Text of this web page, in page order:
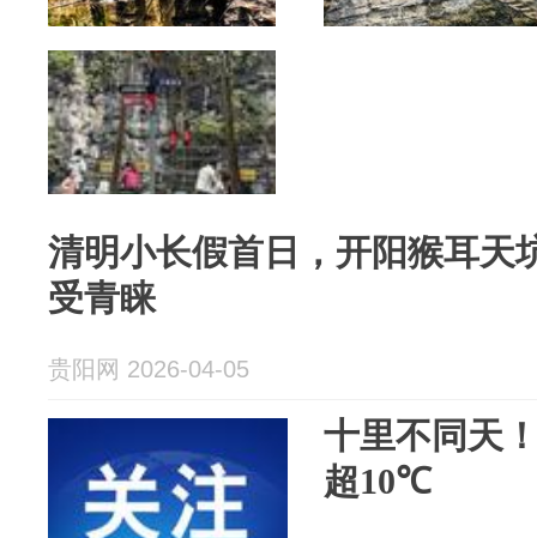
清明小长假首日，开阳猴耳天
受青睐
贵阳网 2026-04-05
十里不同天
超10℃